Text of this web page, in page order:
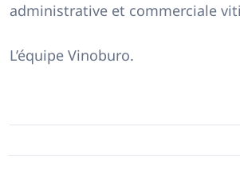
administrative et commerciale
L’équipe Vinoburo.